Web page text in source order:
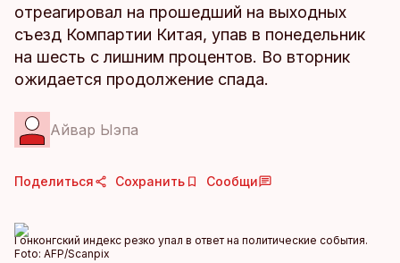
отреагировал на прошедший на выходных
съезд Компартии Китая, упав в понедельник
на шесть с лишним процентов. Во вторник
ожидается продолжение спада.
Айвар Ыэпа
Поделиться Сохранить Сообщи
Гонконгский индекс резко упал в ответ на политические события.
Foto: AFP/Scanpix